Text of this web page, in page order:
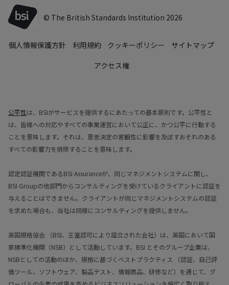
© The British Standards Institution 2026
個人情報保護方針 利用規約 クッキーポリシー
サイトマップ
アクセス権
公平性は、BSIがサービスを提供するにあたっての基本原則です。公平性と
は、皆様への対応やすべての事業運営において公正に、かつ公平に行動する
ことを意味します。それは、意思決定の客観性に影響を及ぼすおそれのある
すべての影響力を排除することを意味します。
認定認証機関であるBSI Assuranceが、同じマネジメントシステムに関し、
BSI Groupの他部門からコンサルティングを受けているクライアントに認証を
与えることはできません。クライアントが同じマネジメントシステムの認証
を求めた場合も、当社は同様にコンサルティングを提供しません。
英国規格協会 （BSI、王室認可により設立された会社）は、英国において国
家標準化機関（NSB）として活動しています。BSI とそのグループ企業は、
NSBとしての活動のほか、規格に基づくベストプラクティス （認証、自己評
価ツール、ソフトウェア、製品テスト、情報商品、研修など）を通じて、グ